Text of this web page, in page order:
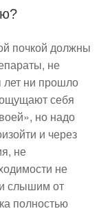
почкой должны
не
лет ни прошло
себя
но надо
и через
не
не
слышим от
полностью